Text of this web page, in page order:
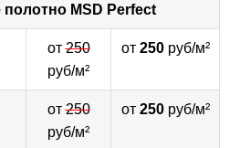
полотно MSD Perfect
от250
руб/м²
от 250руб/м²
от250
руб/м²
от 250руб/м²